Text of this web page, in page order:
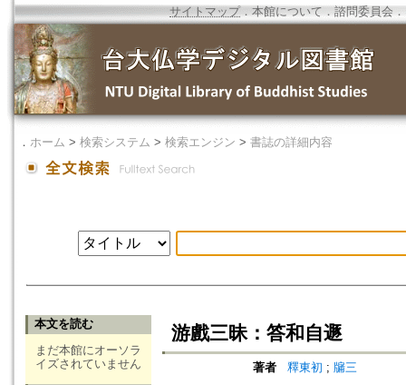
サイトマップ．本館について ． 諮問委員会 ．
． ホーム > 検索システム > 検索エンジン > 書誌の詳細内容
本文を読む
まだ本館にオーソラ
イズされていません
游戲三昧：答和自遯
著者 釋東初 ; 牖三